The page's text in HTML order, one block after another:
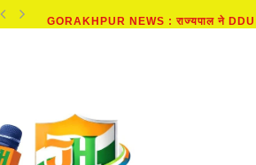
GORAKHPUR NEWS : राज्यपाल ने DDU के